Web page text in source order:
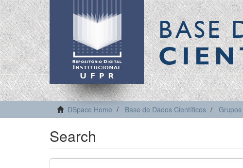
BASE
DSpace Home Base de Dados Científicos
Search